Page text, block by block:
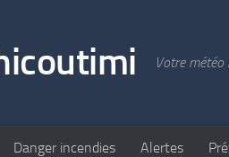
Votre météo
Danger incendies Alertes